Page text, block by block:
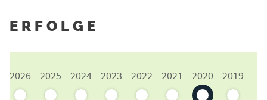
ERFOLGE
2026 2025 2024 2023 2022 2021 2020 2019